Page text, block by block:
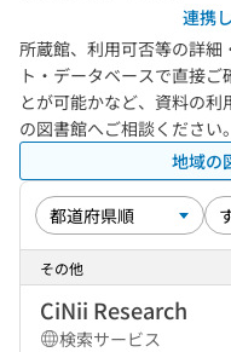
連携
所蔵館、利用可否等の詳細
ト・データベースで直接
とが可能かなど、資料の利
の図書館へご相談ください
地域の
その他
CiNii Research
検索サービス